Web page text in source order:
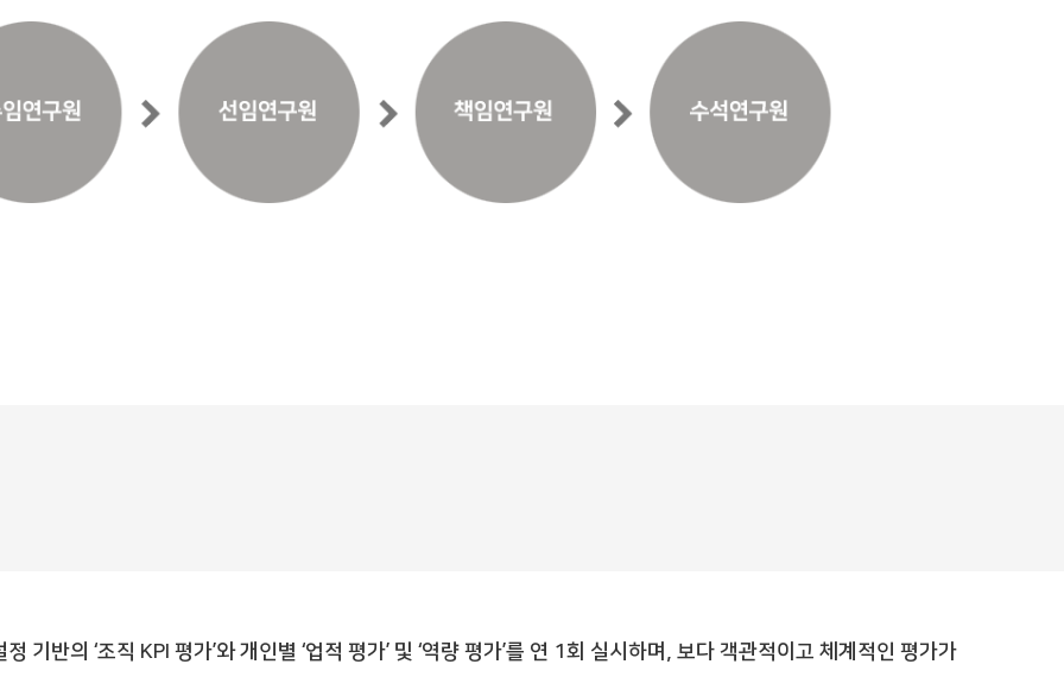
정 기반의 ‘조직 KPI 평가’와 개인별 ‘업적 평가’ 및 ‘역량 평가’를 연 1회 실시하며, 보다 객관적이고 체계적인 평가가